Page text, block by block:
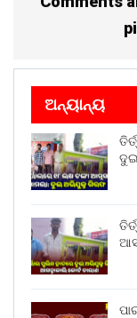
ଅନ୍ୟାନ୍ୟ